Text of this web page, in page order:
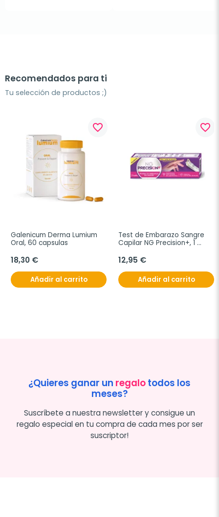
Recomendados para ti
Tu selección de productos ;)
favorite_border
Galenicum Derma Lumium
Oral, 60 capsulas
18,30 €
Añadir al carrito
favorite_border
Test de Embarazo Sangre
Capilar NG Precision+, 1
12,95 €
Añadir al carrito
¿Quieres ganar un regalotodos los
meses?
Suscríbete a nuestra newsletter y consigue un
regalo especial en tu compra de cada mes por ser
suscriptor!